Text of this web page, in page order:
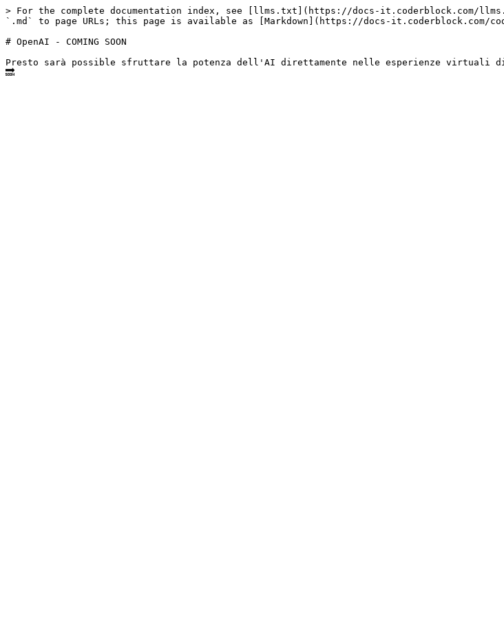
> For the complete documentation index, see [llms.txt](https://docs-it.coderblock.com/
`.md` to page URLs; this page is available as [Markdown](https://docs-it.coderblock.com/
# OpenAI - COMING SOON
Presto sarà possible sfruttare la potenza dell'AI direttamente nelle esperienze virtuali